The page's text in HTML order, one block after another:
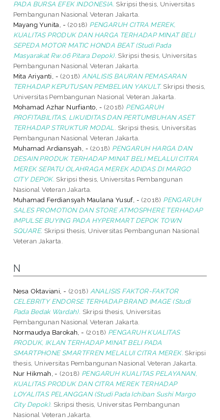
PADA BURSA EFEK INDONESIA. Skripsi thesis, Universitas
Pembangunan Nasional Veteran Jakarta.
Mayang Yunita, - (2018) PENGARUH CITRA MEREK,
KUALITAS PRODUK DAN HARGA TERHADAP MINAT BELI
SEPEDA MOTOR MATIC HONDA BEAT (Studi Pada
Masyarakat Rw.06 Pitara Depok). Skripsi thesis, Universitas
Pembangunan Nasional Veteran Jakarta.
Mita Ariyanti, - (2018) ANALISIS BAURAN PEMASARAN
TERHADAP KEPUTUSAN PEMBELIAN YAKULT. Skripsi thesis,
Universitas Pembangunan Nasional Veteran Jakarta.
Mohamad Azhar Nurfianto, - (2018) PENGARUH
PROFITABILITAS, LIKUIDITAS DAN PERTUMBUHAN ASET
TERHADAP STRUKTUR MODAL. Skripsi thesis, Universitas
Pembangunan Nasional Veteran Jakarta.
Muhamad Ardiansyah, - (2018) PENGARUH HARGA DAN
DESAIN PRODUK TERHADAP MINAT BELI MELALUI CITRA
MEREK SEPATU OLAHRAGA MEREK ADIDAS DI MARGO
CITY DEPOK. Skripsi thesis, Universitas Pembangunan
Nasional Veteran Jakarta.
Muhamad Ferdiansyah Maulana Yusuf, - (2018) PENGARUH
SALES PROMOTION DAN STORE ATMOSPHERE TERHADAP
IMPULSE BUYING PADA HYPERMART DEPOK TOWN
SQUARE. Skripsi thesis, Universitas Pembangunan Nasional
Veteran Jakarta.
N
Nesa Oktaviani, - (2018) ANALISIS FAKTOR-FAKTOR
CELEBRITY ENDORSE TERHADAP BRAND IMAGE (Studi
Pada Bedak Wardah). Skripsi thesis, Universitas
Pembangunan Nasional Veteran Jakarta.
Normaudya Barokah, - (2018) PENGARUH KUALITAS
PRODUK, IKLAN TERHADAP MINAT BELI PADA
SMARTPHONE SMARTFREN MELALUI CITRA MEREK. Skripsi
thesis, Universitas Pembangunan Nasional Veteran Jakarta.
Nur Hikmah, - (2018) PENGARUH KUALITAS PELAYANAN,
KUALITAS PRODUK DAN CITRA MEREK TERHADAP
LOYALITAS PELANGGAN (Studi Pada Ichiban Sushi Margo
City Depok). Skripsi thesis, Universitas Pembangunan
Nasional Veteran Jakarta.